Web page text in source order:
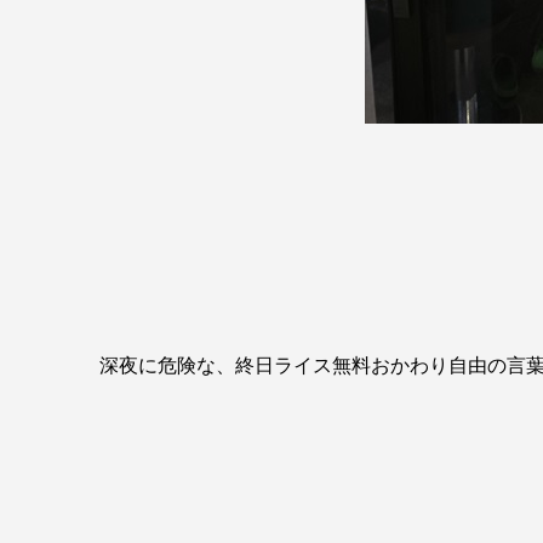
深夜に危険な、終日ライス無料おかわり自由の言